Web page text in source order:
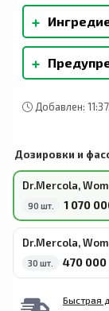
Взрослым в
принимать
желательно
+
пальмитат,
+
следует
наличии
Добавлен:
Дозировки и
Dr.Mercola,
90 шт. 1 070
Dr.Mercola,
30 шт. 470 000
Быстрая